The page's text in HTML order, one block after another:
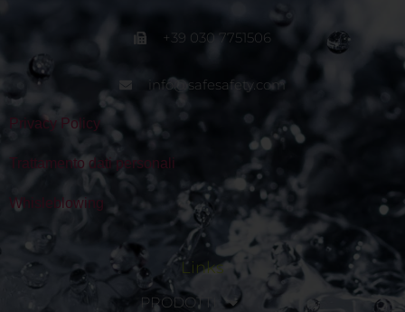
+39 030 7751506
info@safesafety.com
Privacy Policy
Trattamento dati personali
Whisleblowing
Links
PRODOTTI